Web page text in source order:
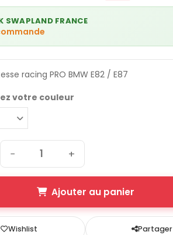
SWAPLAND FRANCE
racing PRO BMW E82 / E87
votre couleur
− +
Ajouter au panier
Wishlist Partager